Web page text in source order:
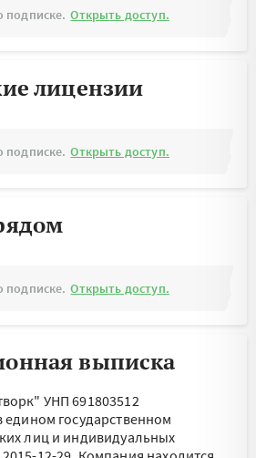
подписке. Открыть доступ.
лицензии
подписке. Открыть доступ.
подписке. Открыть доступ.
выписка
УНП 691803512
едином государственном
лиц и индивидуальных